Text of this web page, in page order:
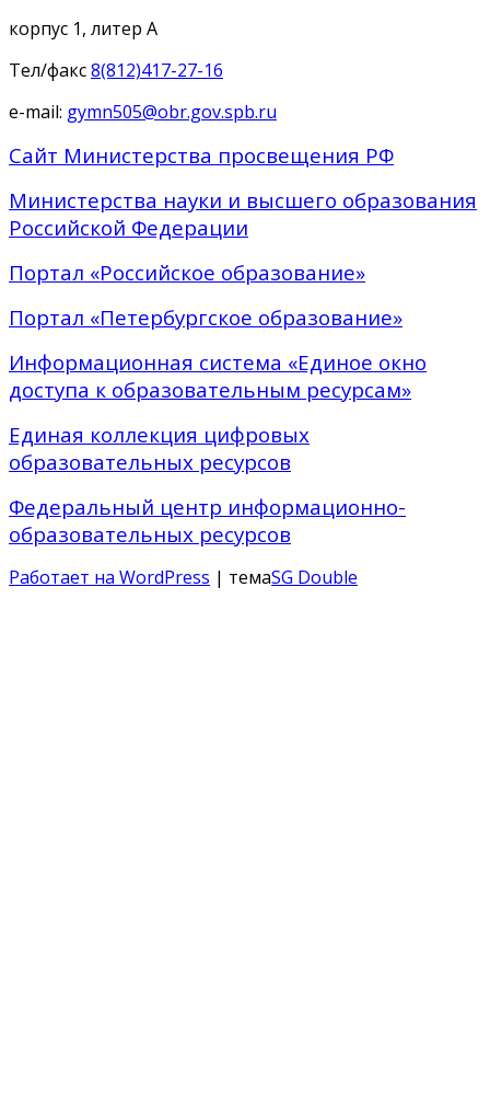
корпус 1, литер А
Тел/факс8(812)417-27-16
e-mail: gymn505@obr.gov.spb.ru
Сайт Министерства просвещения РФ
Министерства науки и высшего образования
Российской Федерации
Портал «Российское образование»
Портал «Петербургское образование»
Информационная система «Единое окно
доступа к образовательным ресурсам»
Единая коллекция цифровых
образовательных ресурсов
Федеральный центр информационно-
образовательных ресурсов
Работает на WordPress | темаSG Double